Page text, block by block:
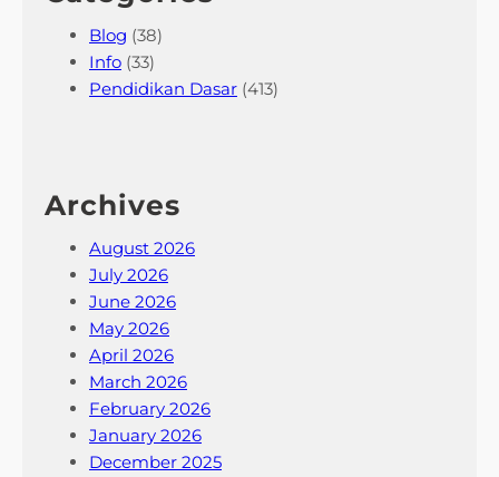
Blog (38)
Info (33)
Pendidikan Dasar (413)
Archives
August 2026
July 2026
June 2026
May 2026
April 2026
March 2026
February 2026
January 2026
December 2025